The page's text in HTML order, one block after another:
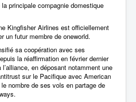
la principale compagnie domestique
Kingfisher Airlines est officiellement
un futur membre de oneworld.
sa coopération avec ses
la réaffirmation en février dernier
en déposant notamment une
sur le Pacifique avec American
nombre de ses vols en partage de